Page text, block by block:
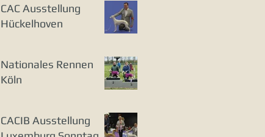
CAC Ausstellung
Hückelhoven
Nationales Rennen
Köln
CACIB Ausstellung